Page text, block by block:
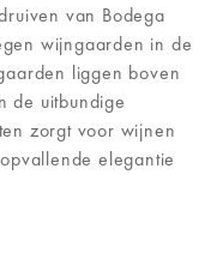
van Bodega
wijngaarden in de
liggen boven
de uitbundige
zorgt voor wijnen
elegantie